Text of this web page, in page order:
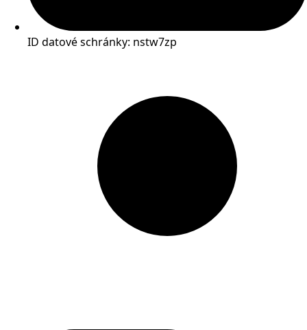
ID datové schránky: nstw7zp